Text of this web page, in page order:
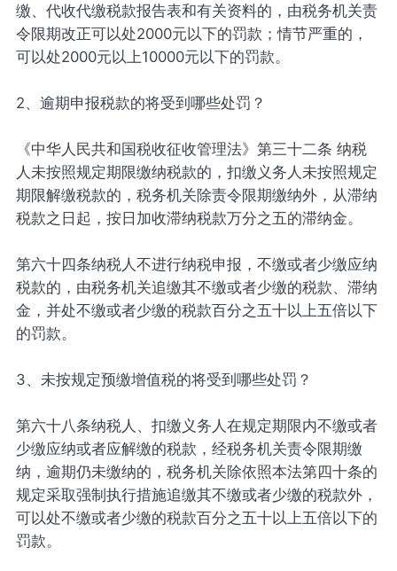
缴、代收代缴税款报告表和有关资料的，由税务机关责
令限期改正可以处2000元以下的罚款；情节严重的，
可以处2000元以上10000元以下的罚款。
2、逾期申报税款的将受到哪些处罚？
《中华人民共和国税收征收管理法》第三十二条 纳税
人未按照规定期限缴纳税款的，扣缴义务人未按照规定
期限解缴税款的，税务机关除责令限期缴纳外，从滞纳
税款之日起，按日加收滞纳税款万分之五的滞纳金。
第六十四条纳税人不进行纳税申报，不缴或者少缴应纳
税款的，由税务机关追缴其不缴或者少缴的税款、滞纳
金，并处不缴或者少缴的税款百分之五十以上五倍以下
的罚款。
3、未按规定预缴增值税的将受到哪些处罚？
第六十八条纳税人、扣缴义务人在规定期限内不缴或者
少缴应纳或者应解缴的税款，经税务机关责令限期缴
纳，逾期仍未缴纳的，税务机关除依照本法第四十条的
规定采取强制执行措施追缴其不缴或者少缴的税款外，
可以处不缴或者少缴的税款百分之五十以上五倍以下的
罚款。